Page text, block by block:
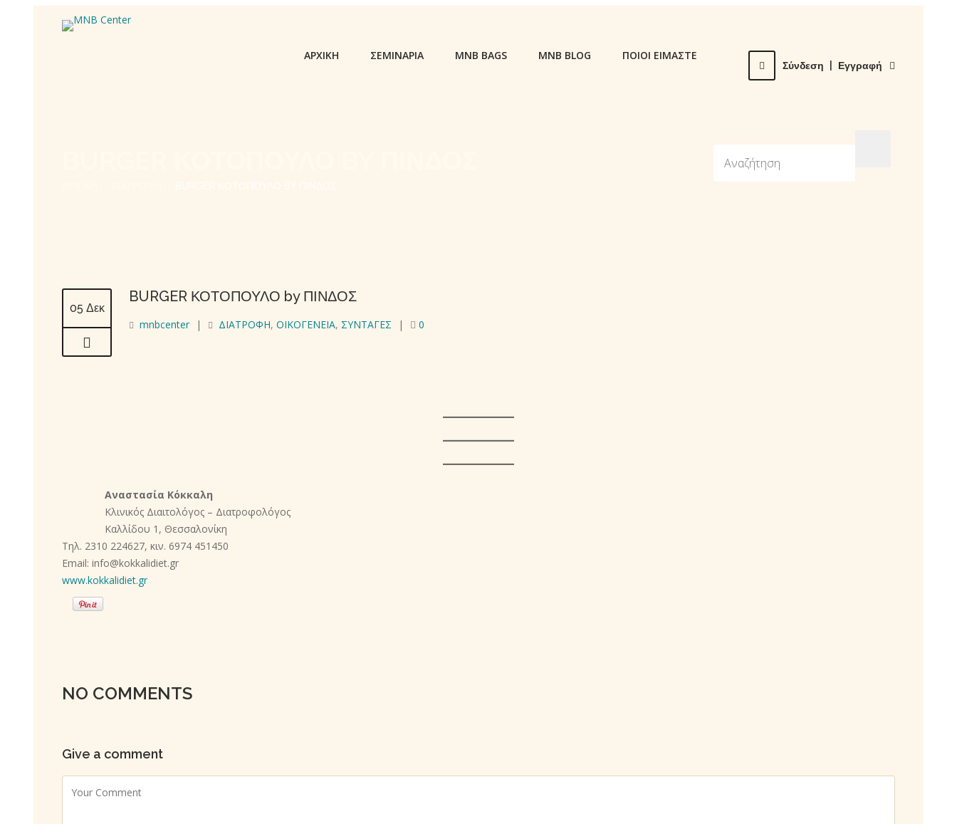
Σύνδεση Εγγραφή
ΑΡΧΙΚΗ ΣΕΜΙΝΑΡΙΑ MNB BAGS MNB BLOG ΠΟΙΟΙ ΕΙΜΑΣΤΕ
05 Δεκ
BURGER ΚΟΤΟΠΟΥΛΟ by ΠΙΝΔΟΣ
mnbcenter | ΔΙΑΤΡΟΦΗ, ΟΙΚΟΓΕΝΕΙΑ, ΣΥΝΤΑΓΕΣ | 0
Αναστασία Κόκκαλη
Κλινικός Διαιτολόγος – Διατροφολόγος
Καλλίδου 1, Θεσσαλονίκη
Τηλ. 2310 224627, κιν. 6974 451450
Email: info@kokkalidiet.gr
www.kokkalidiet.gr
NO COMMENTS
Give a comment